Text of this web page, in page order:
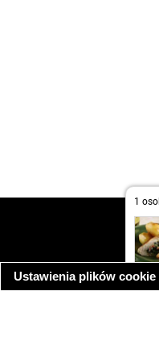
Ustawienia plików cookie
1
informacja o